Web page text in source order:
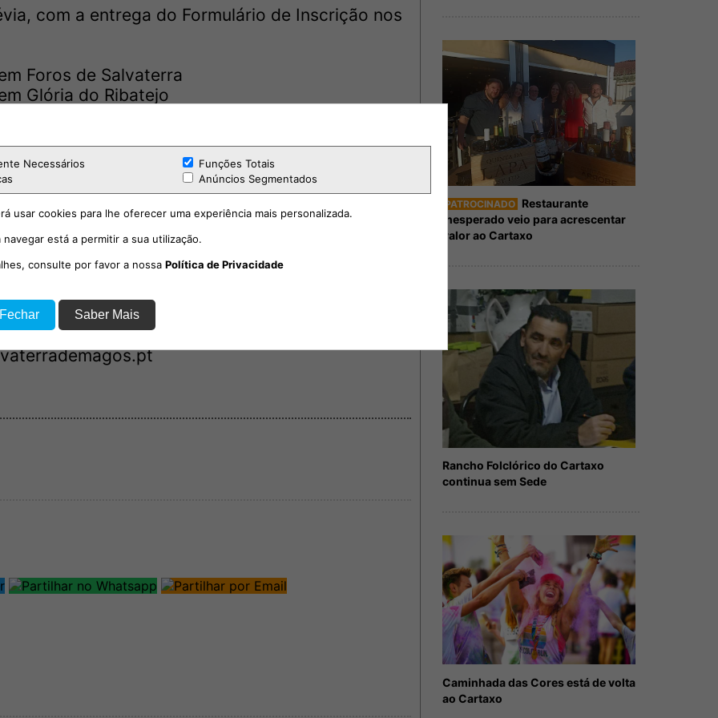
com a entrega do Formulário de Inscrição nos
Foros de Salvaterra
Glória do Ribatejo
Marinhais
Muge
e inclui enquadramento técnico, t-shirt,
praticar atividade física enquanto descobre as
do nosso concelho.
PATROCINADO Restaurante
Inesperado veio para acrescentar
valor ao Cartaxo
Rancho Folclórico do Cartaxo
continua sem Sede
Caminhada das Cores está de volta
ao Cartaxo
Necessários
Funções Totais
Anúncios Segmentados
usar cookies para lhe oferecer uma experiência mais personalizada.
está a permitir a sua utilização.
consulte por favor a nossa Política de Privacidade
Saber Mais